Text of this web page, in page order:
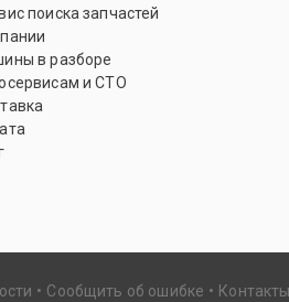
поиска запчастей
в разборе
и СТО
Сообщить об ошибке Контакты